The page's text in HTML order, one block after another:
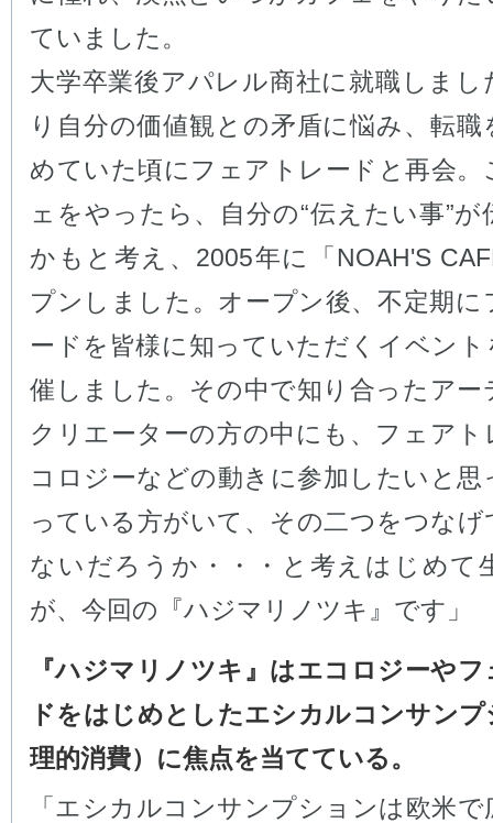
ていました。
大学卒業後アパレル商社に就職しまし
り自分の価値観との矛盾に悩み、転職
めていた頃にフェアトレードと再会。
ェをやったら、自分の“伝えたい事”が
かもと考え、2005年に「NOAH'S
プンしました。オープン後、不定期に
ードを皆様に知っていただくイベント
催しました。その中で知り合ったアー
クリエーターの方の中にも、フェアト
コロジーなどの動きに参加したいと思
っている方がいて、その二つをつなげ
ないだろうか・・・と考えはじめて
が、今回の『ハジマリノツキ』です」
『ハジマリノツキ』はエコロジーや
ドをはじめとしたエシカルコンサン
理的消費）に焦点を当てている。
「エシカルコンサンプションは欧米